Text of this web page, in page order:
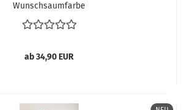
Wunschsaumfarbe
ab 34,90 EUR